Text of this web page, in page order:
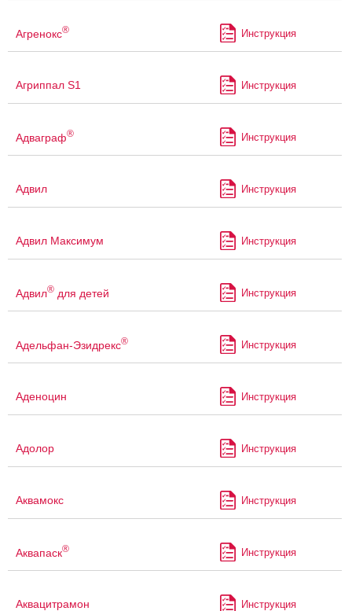
Агренокс® Инструкция
Агриппал S1 Инструкция
Адваграф® Инструкция
Адвил Инструкция
Адвил Максимум Инструкция
Адвил® для детей Инструкция
Адельфан-Эзидрекс® Инструкция
Аденоцин Инструкция
Адолор Инструкция
Аквамокс Инструкция
Аквапаск® Инструкция
Аквацитрамон Инструкция